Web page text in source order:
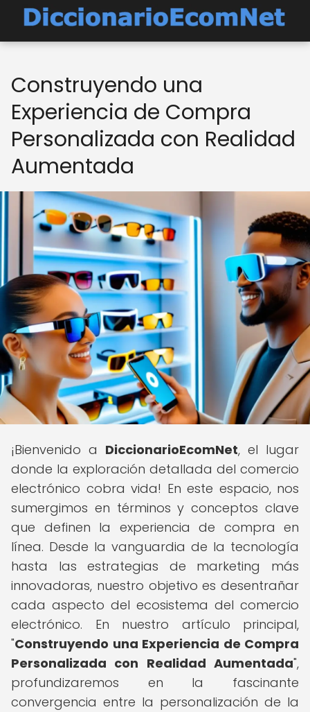
Construyendo una
Experiencia de Compra
Personalizada con Realidad
Aumentada
¡Bienvenido a DiccionarioEcomNet, el lugar
donde la exploración detallada del comercio
electrónico cobra vida! En este espacio, nos
sumergimos en términos y conceptos clave
que definen la experiencia de compra en
línea. Desde la vanguardia de la tecnología
hasta las estrategias de marketing más
innovadoras, nuestro objetivo es desentrañar
cada aspecto del ecosistema del comercio
electrónico. En nuestro artículo principal,
"Construyendo una Experiencia de Compra
Personalizada con Realidad Aumentada",
profundizaremos en la fascinante
convergencia entre la personalización de la